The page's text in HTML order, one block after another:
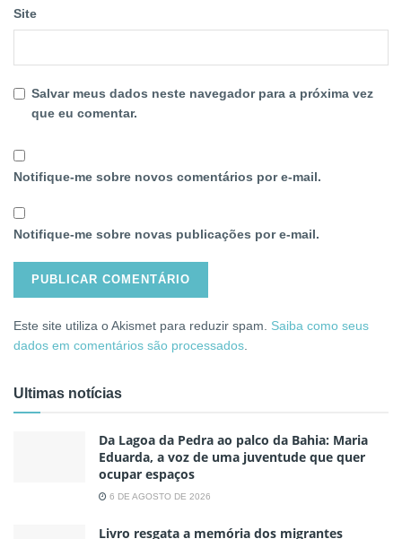
Site
Salvar meus dados neste navegador para a próxima vez
que eu comentar.
Notifique-me sobre novos comentários por e-mail.
Notifique-me sobre novas publicações por e-mail.
Este site utiliza o Akismet para reduzir spam. Saiba como seus
dados em comentários são processados.
Ultimas notícias
Da Lagoa da Pedra ao palco da Bahia: Maria
Eduarda, a voz de uma juventude que quer
ocupar espaços
6 DE AGOSTO DE 2026
Livro resgata a memória dos migrantes